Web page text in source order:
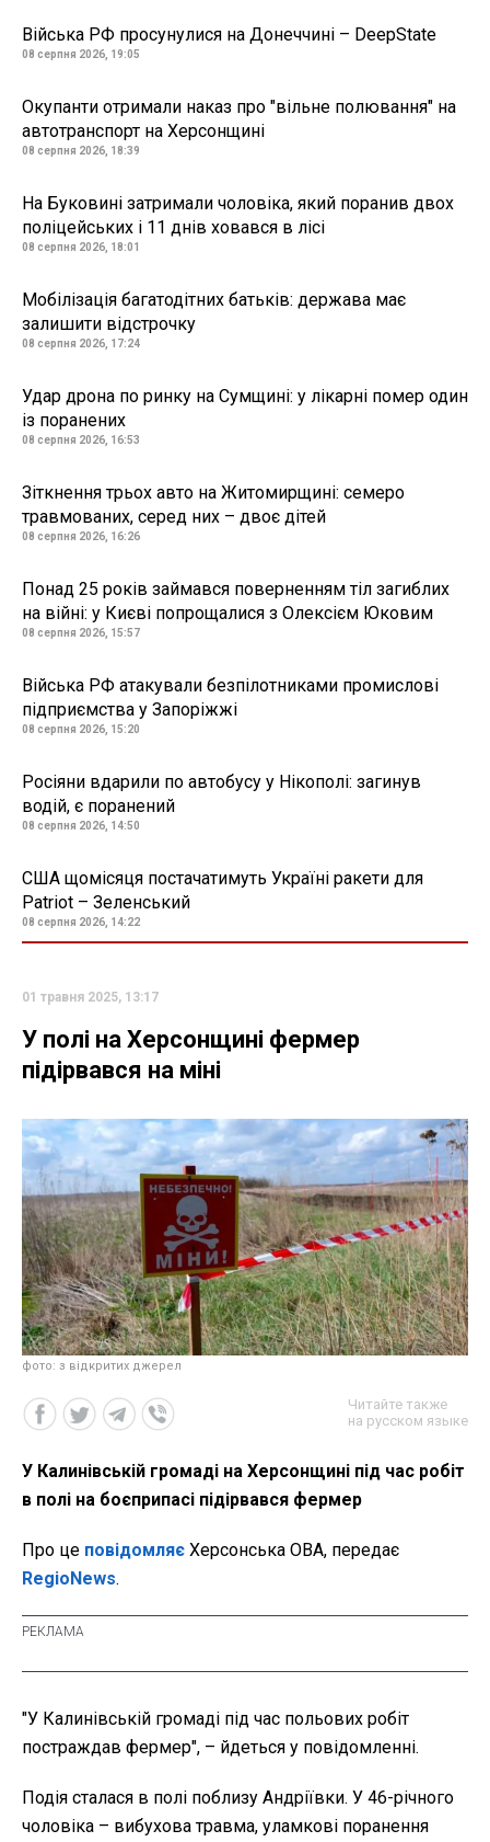
Війська РФ просунулися на Донеччині – DeepState
08 серпня 2026, 19:05
Окупанти отримали наказ про "вільне полювання" на
автотранспорт на Херсонщині
08 серпня 2026, 18:39
На Буковині затримали чоловіка, який поранив двох
поліцейських і 11 днів ховався в лісі
08 серпня 2026, 18:01
Мобілізація багатодітних батьків: держава має
залишити відстрочку
08 серпня 2026, 17:24
Удар дрона по ринку на Сумщині: у лікарні помер один
із поранених
08 серпня 2026, 16:53
Зіткнення трьох авто на Житомирщині: семеро
травмованих, серед них – двоє дітей
08 серпня 2026, 16:26
Понад 25 років займався поверненням тіл загиблих
на війні: у Києві попрощалися з Олексієм Юковим
08 серпня 2026, 15:57
Війська РФ атакували безпілотниками промислові
підприємства у Запоріжжі
08 серпня 2026, 15:20
Росіяни вдарили по автобусу у Нікополі: загинув
водій, є поранений
08 серпня 2026, 14:50
США щомісяця постачатимуть Україні ракети для
Patriot – Зеленський
08 серпня 2026, 14:22
01 травня 2025, 13:17
У полі на Херсонщині фермер
підірвався на міні
фото: з відкритих джерел
Читайте также
на русском языке
У Калинівській громаді на Херсонщині під час робіт
в полі на боєприпасі підірвався фермер
Про це повідомляє Херсонська ОВА, передає
RegioNews.
"У Калинівській громаді під час польових робіт
постраждав фермер", – йдеться у повідомленні.
Подія сталася в полі поблизу Андріївки. У 46-річного
чоловіка – вибухова травма, уламкові поранення